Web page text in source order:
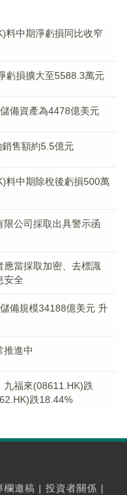
料中期淨虧損同比收窄
虧損擴大至5588.3萬元
備資產為4478億美元
售額約5.5億元
料中期除稅後虧損500萬
公司採取出具警示函
應當採取加密、去標識
安全
備規模34188億美元 升
推進中
九福來(08611.HK)跌
跌18.44%
欄邀稿 | 投資者關係 |